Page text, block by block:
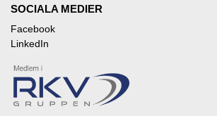
SOCIALA MEDIER
Facebook
LinkedIn